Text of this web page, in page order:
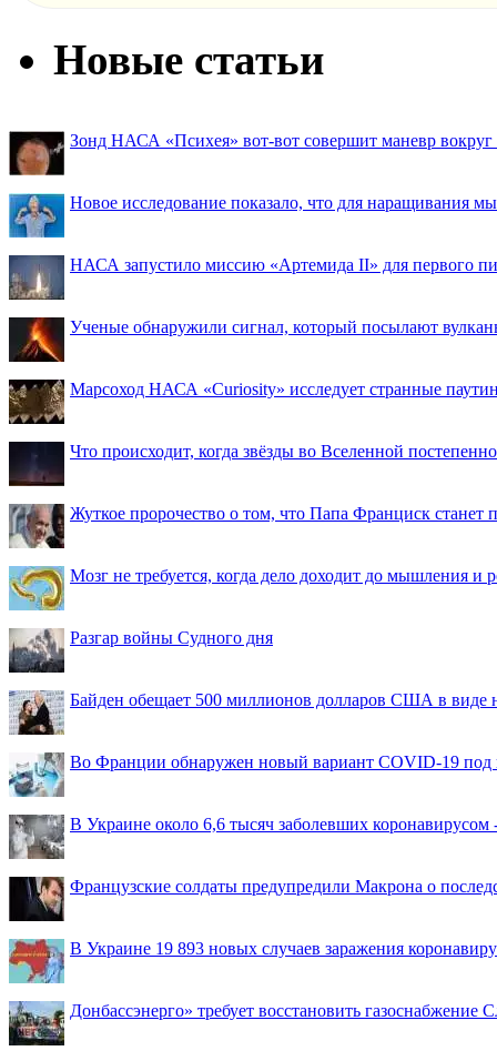
Новые статьи
Зонд НАСА «Психея» вот-вот совершит маневр вокруг
Новое исследование показало, что для наращивания
НАСА запустило миссию «Артемида II» для первого
Ученые обнаружили сигнал, который посылают
Марсоход НАСА «Curiosity» исследует странные
Что происходит, когда звёзды во Вселенной
Жуткое пророчество о том, что Папа Франциск
Мозг не требуется, когда дело доходит до мышления и
Разгар войны Судного дня
Байден обещает 500 миллионов долларов США в
Во Франции обнаружен новый вариант COVID-19 под
В Украине около 6,6 тысяч заболевших коронавирусом
Французские солдаты предупредили Макрона о
В Украине 19 893 новых случаев заражения
Донбассэнерго» требует восстановить газоснабжение